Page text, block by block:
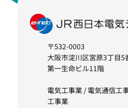
〒532-0003
大阪市淀川区宮原3丁目5
第一生命ビル11階
電気工事業 / 電気通信工
工事業